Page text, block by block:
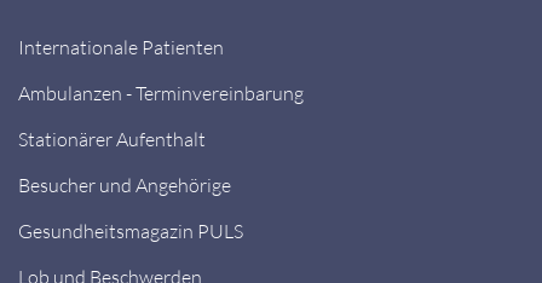
Internationale Patienten
Ambulanzen - Terminvereinbarung
Stationärer Aufenthalt
Besucher und Angehörige
Gesundheitsmagazin PULS
Lob und Beschwerden